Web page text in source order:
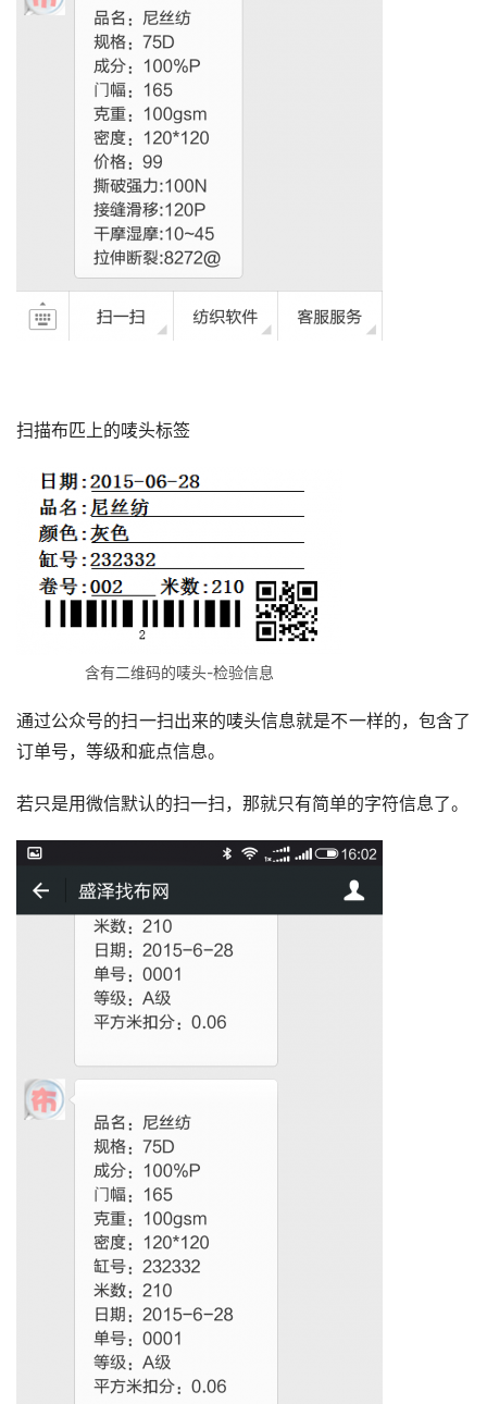
扫描布匹上的唛头标签
含有二维码的唛头-检验信息
通过公众号的扫一扫出来的唛头信息就是不一样的，包含了
订单号，等级和疵点信息。
若只是用微信默认的扫一扫，那就只有简单的字符信息了。